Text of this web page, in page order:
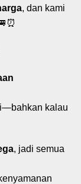
, dan kami
kalau
, jadi semua